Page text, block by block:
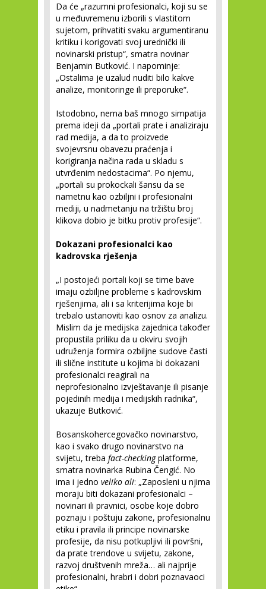
Da će „razumni profesionalci, koji su se
u međuvremenu izborili s vlastitom
sujetom, prihvatiti svaku argumentiranu
kritiku i korigovati svoj urednički ili
novinarski pristup“, smatra novinar
Benjamin Butković. I napominje:
„Ostalima je uzalud nuditi bilo kakve
analize, monitoringe ili preporuke“.
Istodobno, nema baš mnogo simpatija
prema ideji da „portali prate i analiziraju
rad medija, a da to proizvede
svojevrsnu obavezu praćenja i
korigiranja načina rada u skladu s
utvrđenim nedostacima“. Po njemu,
„portali su prokockali šansu da se
nametnu kao ozbiljni i profesionalni
mediji, u nadmetanju na tržištu broj
klikova dobio je bitku protiv profesije“.
Dokazani profesionalci kao
kadrovska rješenja
„I postojeći portali koji se time bave
imaju ozbiljne probleme s kadrovskim
rješenjima, ali i sa kriterijima koje bi
trebalo ustanoviti kao osnov za analizu.
Mislim da je medijska zajednica također
propustila priliku da u okviru svojih
udruženja formira ozbiljne sudove časti
ili slične institute u kojima bi dokazani
profesionalci reagirali na
neprofesionalno izvještavanje ili pisanje
pojedinih medija i medijskih radnika“,
ukazuje Butković.
Bosanskohercegovačko novinarstvo,
kao i svako drugo novinarstvo na
svijetu, treba fact-checkingplatforme,
smatra novinarka Rubina Čengić. No
ima i jedno veliko ali: „Zaposleni u njima
moraju biti dokazani profesionalci –
novinari ili pravnici, osobe koje dobro
poznaju i poštuju zakone, profesionalnu
etiku i pravila ili principe novinarske
profesije, da nisu potkupljivi ili površni,
da prate trendove u svijetu, zakone,
razvoj društvenih mreža… ali najprije
profesionalni, hrabri i dobri poznavaoci